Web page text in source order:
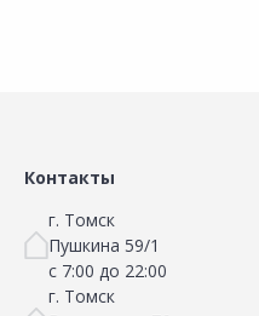
Контакты
г. Томск
Пушкина 59/1
с 7:00 до 22:00
г. Томск